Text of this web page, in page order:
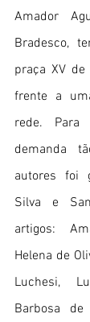
Amador
Bradesco,
praça XV de
frente a
rede.
demanda
autores foi
Silva e
artigos:
Helena de
Luchesi,
Barbosa